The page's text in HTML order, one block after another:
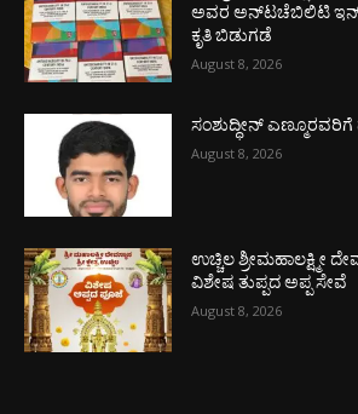
ಅವರ ಅನ್‌ಟಚೆಬಿಲಿಟಿ ಇನ್
ಕೃತಿ ಬಿಡುಗಡೆ
August 8, 2026
ಸಂಶುದ್ಧೀನ್ ಎಣ್ಮೂರವರಿಗೆ
August 8, 2026
ಉಚ್ಚಿಲ ಶ್ರೀಮಹಾಲಕ್ಷ್ಮೀ
ವಿಶೇಷ ತುಪ್ಪದ ಅಪ್ಪ ಸೇವೆ
August 8, 2026